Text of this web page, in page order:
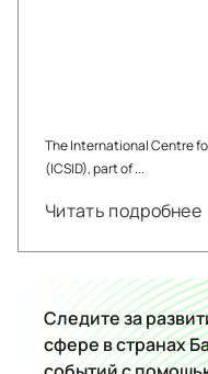
The International Centre
(ICSID), part of ...
Читать подробнее
Следите за
сфере в странах